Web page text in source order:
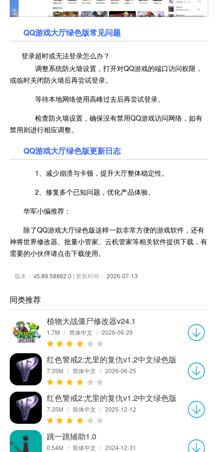
QQ游戏大厅绿色版常见问题
登录超时或无法登录怎么办？
调整系统防火墙设置，打开对QQ游戏的端口访问权限，
或临时关闭防火墙后再尝试登录。
等待本地网络使用高峰过去后再尝试登录。
检查防火墙设置，确保没有禁用QQ游戏访问网络，如有
禁用则进行相应调整。
QQ游戏大厅绿色版更新日志
1、减少崩溃与卡顿，提升大厅整体稳定性。
2、修复多个已知问题，优化产品体验。
华军小编推荐：
除了QQ游戏大厅绿色版这样一款非常方便的游戏软件，还有
神将世界修改器、批量小管家、云机管家等相关软件提供下载，有
需要的小伙伴请点击下载使用。
版本： v5.89.58862.0 | 更新时间： 2026-07-13
同类推荐
植物大战僵尸修改器v24.1
1.7M / 简体中文 / 2026-06-29
红色警戒2:尤里的复仇v1.2中文绿色版
7.35M / 简体中文 / 2026-06-25
红色警戒2:尤里的复仇v1.2中文绿色版
7.35M / 简体中文 / 2025-12-12
跳一跳辅助1.0
0.54M / 简体中文 / 2024-12-31